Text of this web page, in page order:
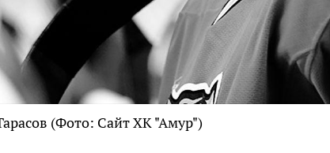
(Фото: Сайт ХК "Амур")